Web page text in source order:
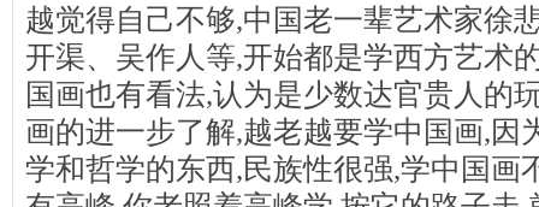
越觉得自己不够,中国老一辈艺术家徐
开渠、吴作人等,开始都是学西方艺术
国画也有看法,认为是少数达官贵人的
画的进一步了解,越老越要学中国画,因
学和哲学的东西,民族性很强,学中国画